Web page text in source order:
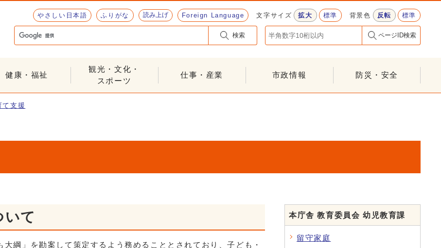
やさしい日本語 ふりがな 読み上げ Foreign Language 文字サイズ 拡大 標準 背景色 反転 標準
検索 ページID検索
健康・福祉
観光・文化・
スポーツ
仕事・産業 市政情報 防災・安全
て支援
いて
綱」を勘案して策定するよう務めることとされており、子ども・
本庁舎 教育委員会 幼児教育課
留守家庭